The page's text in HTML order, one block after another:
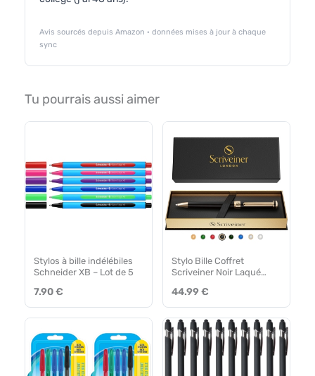
Avis sourcés depuis Amazon · données mises à jour à chaque
sync
Tu pourrais aussi aimer
Stylos à bille indélébiles
Schneider XB – Lot de 5
7.90 €
Stylo Bille Coffret
Scriveiner Noir Laqué
44.99 €